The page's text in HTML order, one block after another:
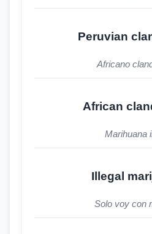
Peruvian
Africano
African
Marihuana
Illegal
Solo voy con